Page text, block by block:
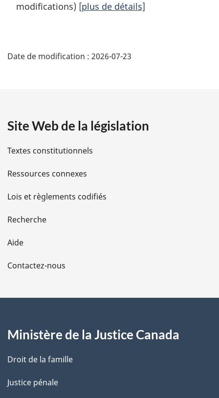
modifications) [plus de détails]
é
i
l
s
d
e
l
a
e
Date de modification : 2026-07-23
Site Web de la législation
Textes constitutionnels
Ressources connexes
Lois et règlements codifiés
Recherche
Aide
Contactez-nous
Ministère de la Justice Canada
Droit de la famille
Justice pénale